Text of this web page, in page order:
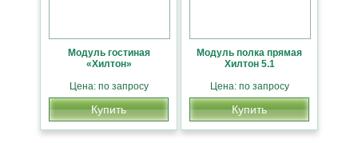
Модуль гостиная
«Хилтон»
Цена: по запросу
Купить
Модуль полка прямая
Хилтон 5.1
Цена: по запросу
Купить